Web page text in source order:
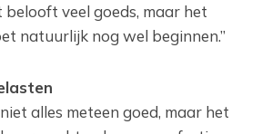
veel goeds, maar het
natuurlijk nog wel beginnen.”
alles meteen goed, maar het